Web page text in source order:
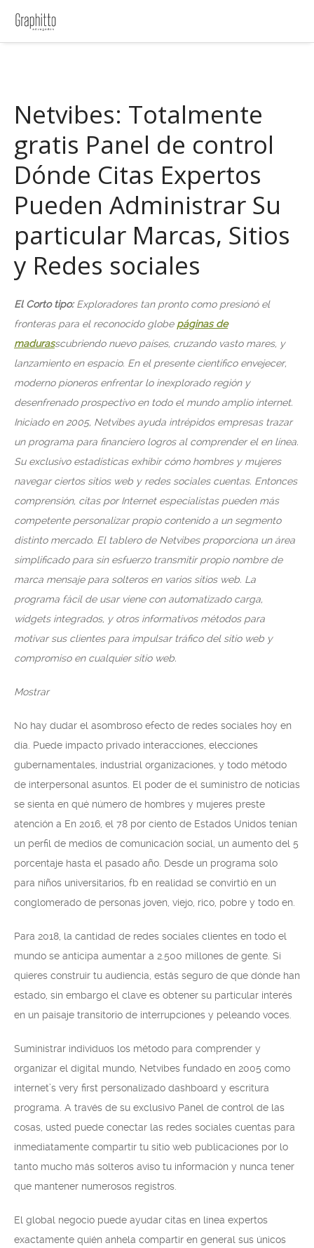
Netvibes: Totalmente
gratis Panel de control
Dónde Citas Expertos
Pueden Administrar Su
particular Marcas, Sitios
y Redes sociales
El Corto tipo: Exploradores tan pronto como presionó el
fronteras para el reconocido globe páginas de
madurasscubriendo nuevo países, cruzando vasto mares, y
lanzamiento en espacio. En el presente científico envejecer,
moderno pioneros enfrentar lo inexplorado región y
desenfrenado prospectivo en todo el mundo amplio internet.
Iniciado en 2005, Netvibes ayuda intrépidos empresas trazar
un programa para financiero logros al comprender el en línea.
Su exclusivo estadísticas exhibir cómo hombres y mujeres
navegar ciertos sitios web y redes sociales cuentas. Entonces
comprensión, citas por Internet especialistas pueden más
competente personalizar propio contenido a un segmento
distinto mercado. El tablero de Netvibes proporciona un área
simplificado para sin esfuerzo transmitir propio nombre de
marca mensaje para solteros en varios sitios web. La
programa fácil de usar viene con automatizado carga,
widgets integrados, y otros informativos métodos para
motivar sus clientes para impulsar tráfico del sitio web y
compromiso en cualquier sitio web.
Mostrar
No hay dudar el asombroso efecto de redes sociales hoy en
día. Puede impacto privado interacciones, elecciones
gubernamentales, industrial organizaciones, y todo método
de interpersonal asuntos. El poder de el suministro de noticias
se sienta en qué número de hombres y mujeres preste
atención a En 2016, el 78 por ciento de Estados Unidos tenían
un perfil de medios de comunicación social, un aumento del 5
porcentaje hasta el pasado año. Desde un programa solo
para niños universitarios, fb en realidad se convirtió en un
conglomerado de personas joven, viejo, rico, pobre y todo en.
Para 2018, la cantidad de redes sociales clientes en todo el
mundo se anticipa aumentar a 2.500 millones de gente. Si
quieres construir tu audiencia, estás seguro de que dónde han
estado, sin embargo el clave es obtener su particular interés
en un paisaje transitorio de interrupciones y peleando voces.
Suministrar individuos los método para comprender y
organizar el digital mundo, Netvibes fundado en 2005 como
internet’s very first personalizado dashboard y escritura
programa. A través de su exclusivo Panel de control de las
cosas, usted puede conectar las redes sociales cuentas para
inmediatamente compartir tu sitio web publicaciones por lo
tanto mucho más solteros aviso tu información y nunca tener
que mantener numerosos registros.
El global negocio puede ayudar citas en línea expertos
exactamente quién anhela compartir en general sus únicos